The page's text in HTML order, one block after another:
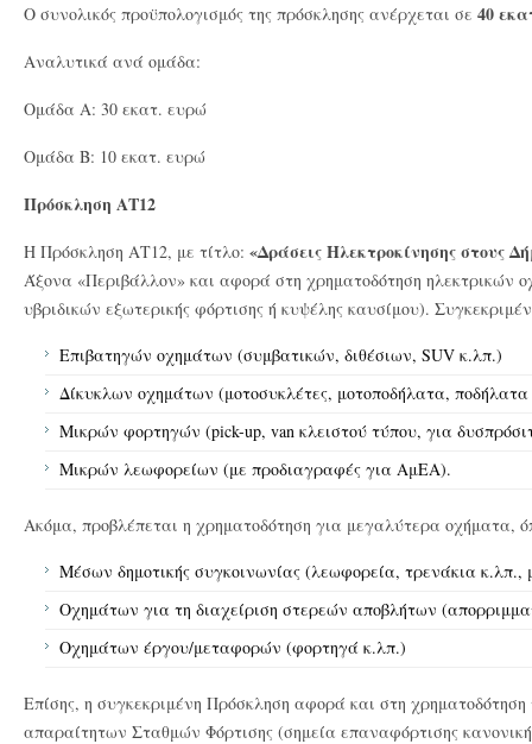
Ο συνολικός προϋπολογισμός της πρόσκλησης ανέρχεται σε 40
Αναλυτικά ανά ομάδα:
Ομάδα Α: 30 εκατ. ευρώ
Ομάδα Β: 10 εκατ. ευρώ
Πρόσκληση ΑΤ12
Η Πρόσκληση ΑΤ12, με τίτλο: «Δράσεις Ηλεκτροκίνησης στους
Άξονα «Περιβάλλον» και αφορά στη χρηματοδότηση ηλεκτρικών
υβριδικών εξωτερικής φόρτισης ή κυψέλης καυσίμου).
Επιβατηγών οχημάτων (συμβατικών, διθέσιων, SUV κ.λπ.)
Δίκυκλων οχημάτων (μοτοσυκλέτες, μοτοποδήλατα,
Μικρών φορτηγών (pick-up, van κλειστού τύπου, για
Μικρών λεωφορείων (με προδιαγραφές για ΑμΕΑ).
Ακόμα, προβλέπεται η χρηματοδότηση για μεγαλύτερα οχήματα,
Μέσων δημοτικής συγκοινωνίας (λεωφορεία, τρενάκια
Οχημάτων για τη διαχείριση στερεών αποβλήτων
Οχημάτων έργου/μεταφορών (φορτηγά κ.λπ.)
Επίσης, η συγκεκριμένη Πρόσκληση αφορά και στη
απαραίτητων Σταθμών Φόρτισης (σημεία επαναφόρτισης